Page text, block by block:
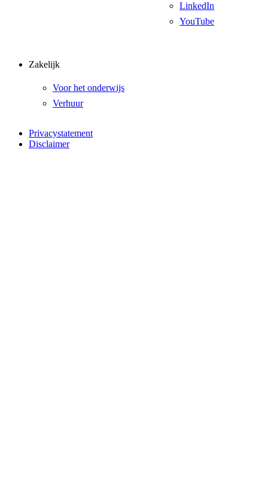
LinkedIn
YouTube
Zakelijk
Voor het onderwijs
Verhuur
Privacystatement
Disclaimer